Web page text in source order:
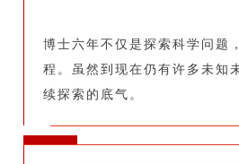
博士六年不仅是探索科学问题
程。虽然到现在仍有许多未知
续探索的底气。